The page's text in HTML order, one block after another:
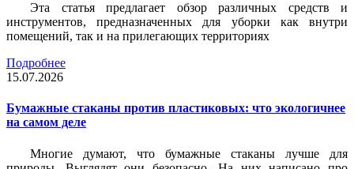
Эта статья предлагает обзор различных средств и
инструментов, предназначенных для уборки как внутри
помещений, так и на прилегающих территориях
Подробнее
15.07.2026
Бумажные стаканы против пластиковых: что экологичнее
на самом деле
Многие думают, что бумажные стаканы лучше для